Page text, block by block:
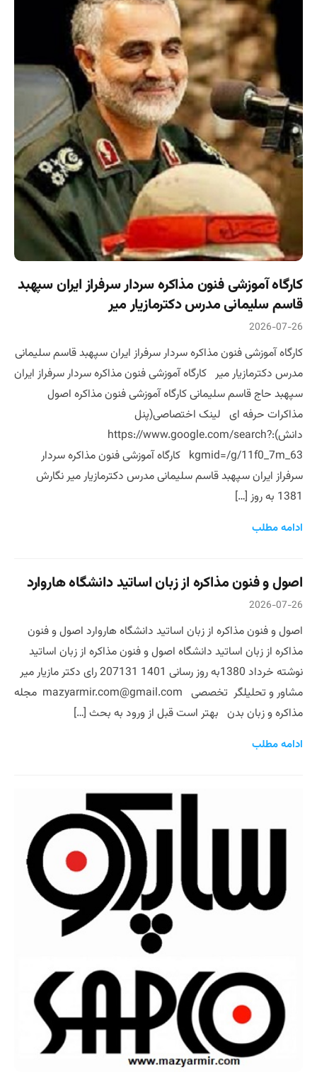
کارگاه آموزشی فنون مذاکره سردار سرفراز ایران سپهبد
قاسم سلیمانی مدرس دکترمازیار میر
2026-07-26
کارگاه آموزشی فنون مذاکره سردار سرفراز ایران سپهبد قاسم سلیمانی
مدرس دکترمازیار میر کارگاه آموزشی فنون مذاکره سردار سرفراز ایران
سپهبد حاج قاسم سلیمانی کارگاه آموزشی فنون مذاکره اصول
مذاکرات حرفه ای لینک اختصاصی(پنل
دانش):https://www.google.com/search?
kgmid=/g/11f0_7m_63 کارگاه آموزشی فنون مذاکره سردار
سرفراز ایران سپهبد قاسم سلیمانی مدرس دکترمازیار میر نگارش
1381 به روز […]
ادامه مطلب
اصول و فنون مذاکره از زبان اساتید دانشگاه هاروارد
2026-07-26
اصول و فنون مذاکره از زبان اساتید دانشگاه هاروارد اصول و فنون
مذاکره از زبان اساتید دانشگاه اصول و فنون مذاکره از زبان اساتید
نوشته خرداد 1380به روز رسانی 1401 207131 رای دکتر مازیار میر
مشاور و تحلیلگر تخصصی mazyarmir.com@gmail.com مجله
مذاکره و زبان بدن بهتر است قبل از ورود به بحث […]
ادامه مطلب